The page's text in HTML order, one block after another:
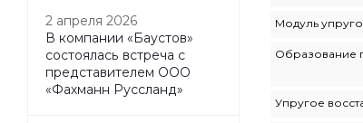
Модуль
Образование
Упругое
2 апреля 2026
В компании «Баустов»
состоялась встреча с
представителем ООО
«Фахманн Руссланд»